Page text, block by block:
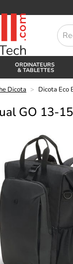
ORDINATEURS
& TABLETTES
Dicota > Dicota Eco
GO 13-